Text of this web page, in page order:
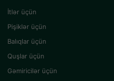
İtlər üçün
Pişiklər üçün
Balıqlar üçün
Quşlar üçün
Gəmiricilər üçün